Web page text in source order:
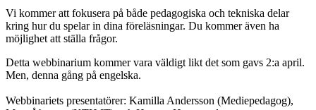
Vi kommer att fokusera på både pedagogiska och tekniska delar
kring hur du spelar in dina föreläsningar. Du kommer även ha
möjlighet att ställa frågor.
Detta webbinarium kommer vara väldigt likt det som gavs 2:a april.
Men, denna gång på engelska.
Webbinariets presentatörer: Kamilla Andersson (Mediepedagog),